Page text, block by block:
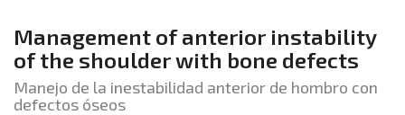
Management of anterior instability
of the shoulder with bone defects
Manejo de la inestabilidad anterior de hombro con
defectos óseos